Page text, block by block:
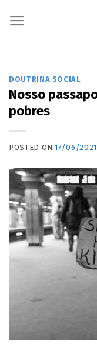
DOUTRINA SOCIAL
Nosso
pobres
POSTED ON17/06/2021